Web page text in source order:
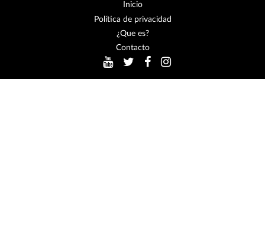
Inicio
Política de privacidad
¿Que es?
Contacto